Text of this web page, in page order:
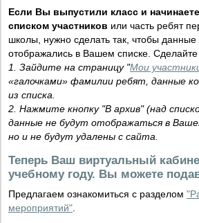
Если Вы выпустили класс и
списком участников или часть ребят
школы, нужно сделать так, чтобы данные
отображались в Вашем списке.
1. Зайдите на страницу "Мои
«галочками» фамилии ребят, данные
из списка.
2. Нажмите кнопку "В архив" (над
данные не будут отображаться в
но и не будут удалены с сайта.
Теперь Ваш виртуальный
учебному году. Вы можете
Предлагаем ознакомиться с разделом
мероприятий"